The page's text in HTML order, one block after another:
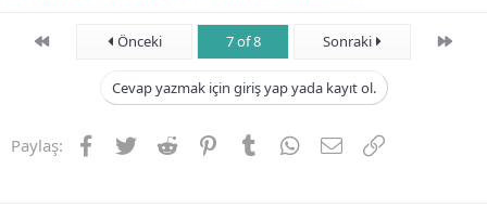
First Önceki 7 of 8 Sonraki Son
Cevap yazmak için giriş yap yada kayıt ol.
Paylaş: Facebook
TwitterReddit PinterestTumblrWhatsApp
E-postaLink